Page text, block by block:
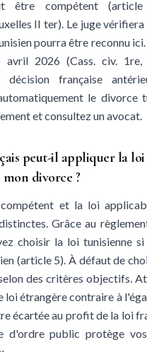
être compétent
II ter). Le juge vérifiera
pourra être reconnu
2026 (Cass. civ. 1re,
décision française
le divorce
et consultez un avocat.
peut-il appliquer la loi
divorce ?
et la loi
Grâce au
choisir la loi tunisienne
(article 5). À défaut de
des critères objectifs.
loi étrangère contraire à
écartée au profit de la loi
d'ordre public protège